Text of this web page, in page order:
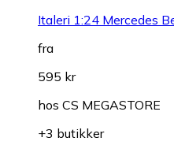
Italeri 1:24 Mercedes
fra
595 kr
hos CS MEGASTORE
+3 butikker